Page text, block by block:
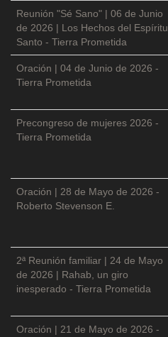
Reunión "Sé Sano" | 06 de Junio
de 2026 | Los Hechos del Espíritu
Santo - Tierra Prometida
Oración | 04 de Junio de 2026 -
Tierra Prometida
Precongreso de mujeres 2026 -
Tierra Prometida
Oración | 28 de Mayo de 2026 -
Roberto Stevenson E.
2ª Reunión familiar | 24 de Mayo
de 2026 | Rahab, un giro
inesperado - Tierra Prometida
Oración | 21 de Mayo de 2026 -